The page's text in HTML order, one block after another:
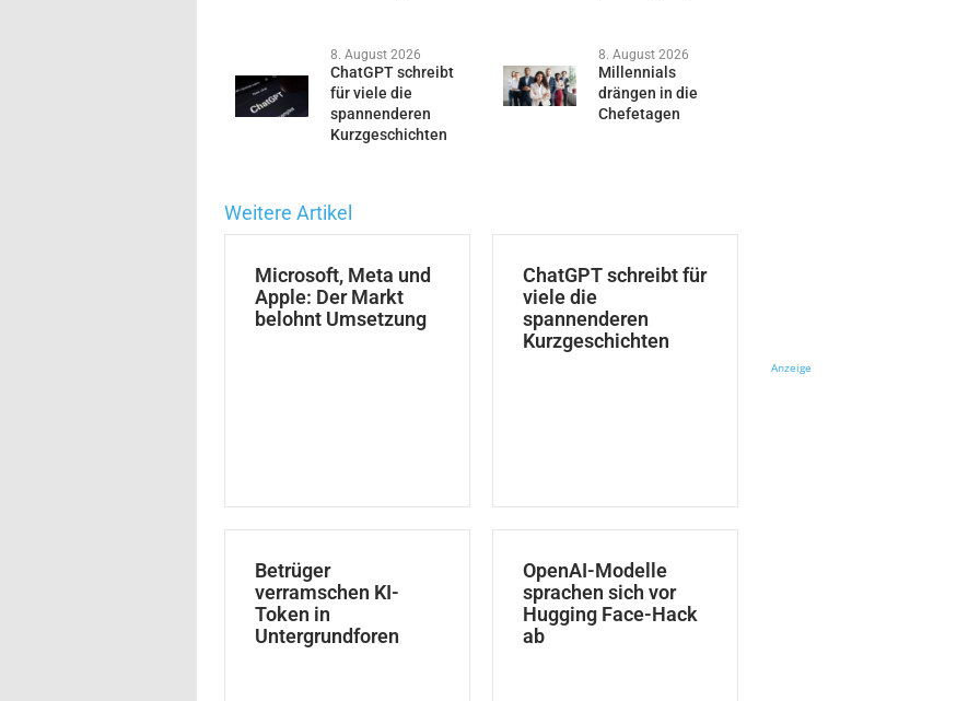
8. August 2026
ChatGPT schreibt
für viele die
spannenderen
Kurzgeschichten
8. August 2026
Millennials
drängen in die
Chefetagen
Weitere Artikel
Microsoft, Meta und
Apple: Der Markt
belohnt Umsetzung
ChatGPT schreibt für
viele die
spannenderen
Kurzgeschichten
Betrüger
verramschen KI-
Token in
Untergrundforen
OpenAI-Modelle
sprachen sich vor
Hugging Face-Hack
ab
Anzeige